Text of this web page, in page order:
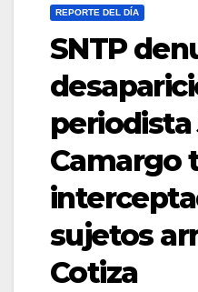
REPORTE DEL DÍA
SNTP
periodista
Camargo
sujetos
Cotiza